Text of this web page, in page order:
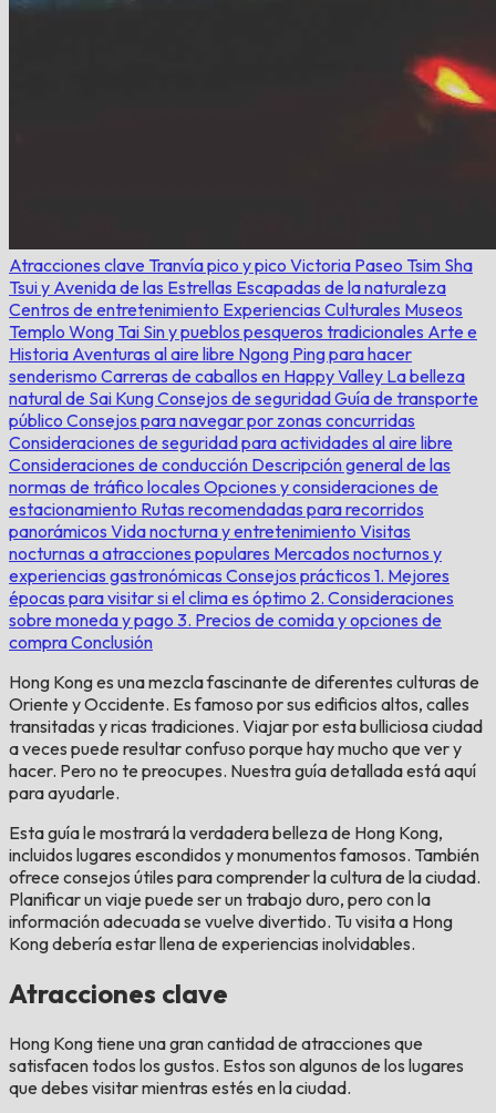
Atracciones clave Tranvía pico y pico Victoria Paseo Tsim Sha
Tsui y Avenida de las Estrellas Escapadas de la naturaleza
Centros de entretenimiento Experiencias Culturales Museos
Templo Wong Tai Sin y pueblos pesqueros tradicionales Arte e
Historia Aventuras al aire libre Ngong Ping para hacer
senderismo Carreras de caballos en Happy Valley La belleza
natural de Sai KungConsejos de seguridadGuía de transporte
público Consejos para navegar por zonas concurridas
Consideraciones de seguridad para actividades al aire libre
Consideraciones de conducción Descripción general de las
normas de tráfico locales Opciones y consideraciones de
estacionamiento Rutas recomendadas para recorridos
panorámicos Vida nocturna y entretenimiento Visitas
nocturnas a atracciones populares Mercados nocturnos y
experiencias gastronómicas Consejos prácticos 1. Mejores
épocas para visitar si el clima es óptimo 2. Consideraciones
sobre moneda y pago 3. Precios de comida y opciones de
compraConclusión
Hong Kong es una mezcla fascinante de diferentes culturas de
Oriente y Occidente. Es famoso por sus edificios altos, calles
transitadas y ricas tradiciones. Viajar por esta bulliciosa ciudad
a veces puede resultar confuso porque hay mucho que ver y
hacer. Pero no te preocupes. Nuestra guía detallada está aquí
para ayudarle.
Esta guía le mostrará la verdadera belleza de Hong Kong,
incluidos lugares escondidos y monumentos famosos. También
ofrece consejos útiles para comprender la cultura de la ciudad.
Planificar un viaje puede ser un trabajo duro, pero con la
información adecuada se vuelve divertido. Tu visita a Hong
Kong debería estar llena de experiencias inolvidables.
Atracciones clave
Hong Kong tiene una gran cantidad de atracciones que
satisfacen todos los gustos. Estos son algunos de los lugares
que debes visitar mientras estés en la ciudad.